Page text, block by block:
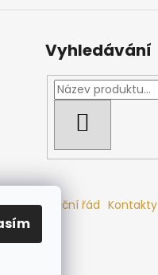
Vyhledávání
Reklamační řád Kontakty